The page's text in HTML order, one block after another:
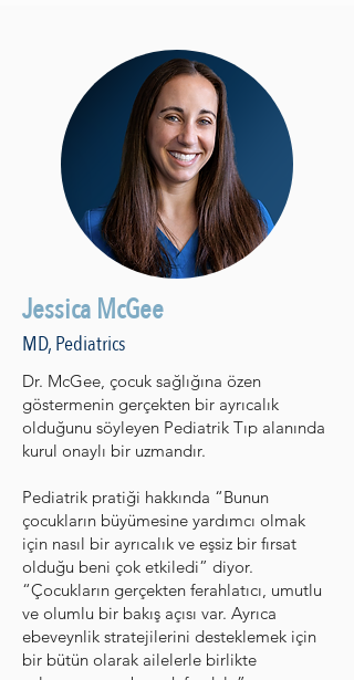
Jessica McGee
MD, Pediatrics
Dr. McGee, çocuk sağlığına özen
göstermenin gerçekten bir ayrıcalık
olduğunu söyleyen Pediatrik Tıp alanında
kurul onaylı bir uzmandır.
Pediatrik pratiği hakkında “Bunun
çocukların büyümesine yardımcı olmak
için nasıl bir ayrıcalık ve eşsiz bir fırsat
olduğu beni çok etkiledi” diyor.
“Çocukların gerçekten ferahlatıcı, umutlu
ve olumlu bir bakış açısı var. Ayrıca
ebeveynlik stratejilerini desteklemek için
bir bütün olarak ailelerle birlikte